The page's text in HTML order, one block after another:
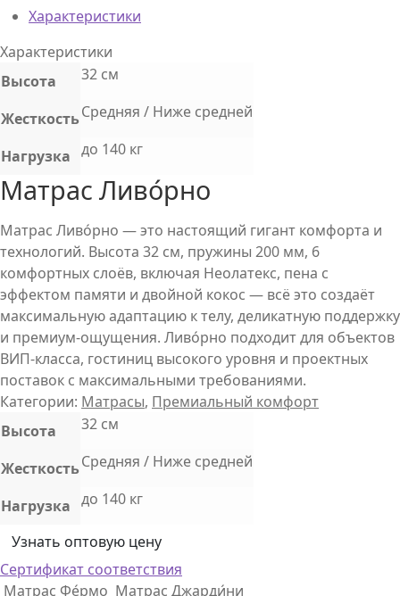
Характеристики
Характеристики
Высота
32 см
ЖесткостьСредняя / Ниже средней
Нагрузка до 140 кг
Матрас Ливо́рно
Матрас Ливо́рно — это настоящий гигант комфорта и
технологий. Высота 32 см, пружины 200 мм, 6
комфортных слоёв, включая Неолатекс, пена с
эффектом памяти и двойной кокос — всё это создаёт
максимальную адаптацию к телу, деликатную поддержку
и премиум-ощущения. Ливо́рно подходит для объектов
ВИП-класса, гостиниц высокого уровня и проектных
поставок с максимальными требованиями.
Категории: Матрасы, Премиальный комфорт
Высота
32 см
ЖесткостьСредняя / Ниже средней
Нагрузка до 140 кг
Узнать оптовую цену
Сертификат соответствия
Матрас Фе́рмо Матрас Джарди́ни